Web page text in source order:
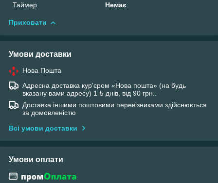
Таймер
Немає
Приховати
Умови доставки
Нова Пошта
Адресна доставка кур'єром «Нова пошта» (на будь
вказану вами адресу) 1-5 днів, від 90 грн..
Доставка іншими поштовими перевізниками здійснюється
за домовленістю
Всі умови доставки
Умови оплати